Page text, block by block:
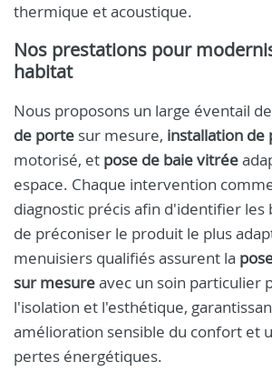
thermique et acoustique.
Nos prestations pour
habitat
Nous proposons un large éventail
de porte sur mesure, installation de
motorisé, et pose de baie vitrée
espace. Chaque intervention
diagnostic précis afin d'identifier les
de préconiser le produit le plus
menuisiers qualifiés assurent la
sur mesureavec un soin particulier
l'isolation et l'esthétique,
amélioration sensible du confort et
pertes énergétiques.